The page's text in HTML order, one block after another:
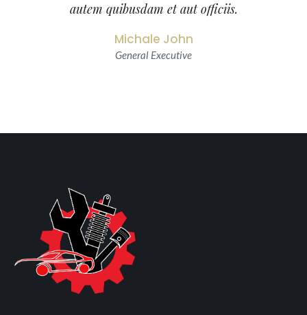
autem quibusdam et aut officiis.
Michale John
General Executive